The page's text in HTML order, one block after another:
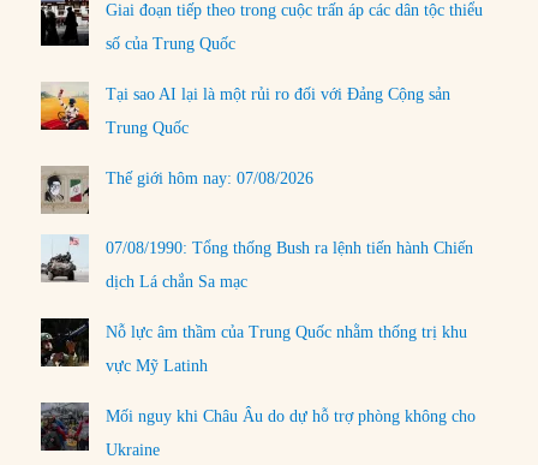
Giai đoạn tiếp theo trong cuộc trấn áp các dân tộc thiểu
số của Trung Quốc
Tại sao AI lại là một rủi ro đối với Đảng Cộng sản
Trung Quốc
Thế giới hôm nay: 07/08/2026
07/08/1990: Tổng thống Bush ra lệnh tiến hành Chiến
dịch Lá chắn Sa mạc
Nỗ lực âm thầm của Trung Quốc nhằm thống trị khu
vực Mỹ Latinh
Mối nguy khi Châu Âu do dự hỗ trợ phòng không cho
Ukraine